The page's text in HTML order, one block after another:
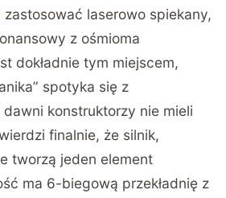
laserowo spiekany,
z ośmioma
dokładnie tym miejscem,
spotyka się z
konstruktorzy nie mieli
finalnie, że silnik,
tworzą jeden element
ma 6-biegową przekładnię z